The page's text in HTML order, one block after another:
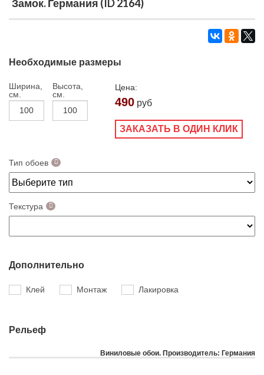
Замок. Германия (ID 2164)
Необходимые размеры
Ширина,
см.
Высота,
см.
Цена:
490 руб
ЗАКАЗАТЬ В ОДИН КЛИК
Тип обоев
Текстура
Дополнительно
Клей Монтаж Лакировка
Рельеф
Виниловые обои. Производитель: Германия